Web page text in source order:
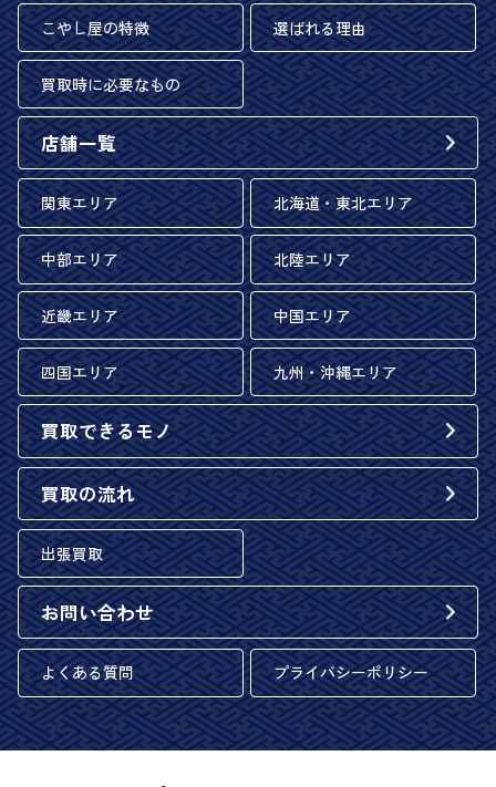
こやし屋の特徴 選ばれる理由
買取時に必要なもの
店舗一覧
関東エリア 北海道・東北エリア
中部エリア 北陸エリア
近畿エリア 中国エリア
四国エリア 九州・沖縄エリア
買取できるモノ
買取の流れ
出張買取
お問い合わせ
よくある質問 プライバシーポリシー